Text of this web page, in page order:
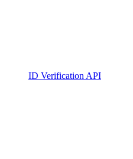
ID Verification API